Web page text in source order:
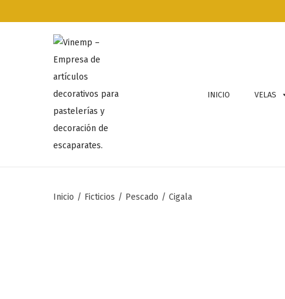
INICIO VELAS
Inicio / Ficticios / Pescado / Cigala